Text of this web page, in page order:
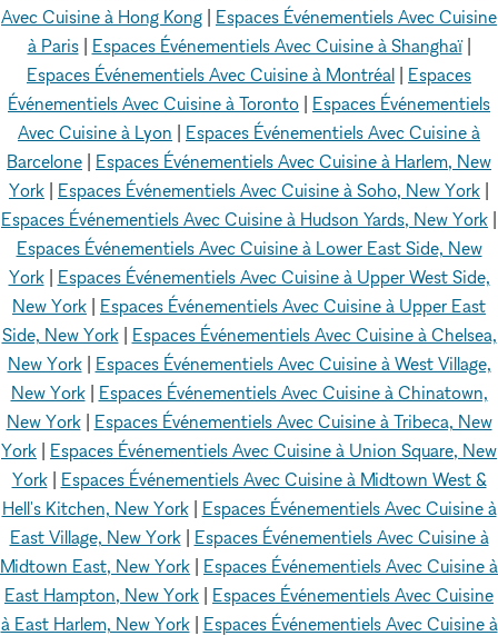
Avec Cuisine à Hong Kong
Espaces Événementiels Avec Cuisine
à Paris| Espaces Événementiels Avec Cuisine à Shanghaï|
Espaces Événementiels Avec Cuisine à Montréal
Espaces
Événementiels Avec Cuisine à Toronto
Espaces Événementiels
Avec Cuisine à Lyon
Espaces Événementiels Avec Cuisine à
Barcelone
Espaces Événementiels Avec Cuisine à Harlem, New
York
Espaces Événementiels Avec Cuisine à Soho, New York
Espaces Événementiels Avec Cuisine à Hudson Yards, New York
Espaces Événementiels Avec Cuisine à Lower East Side, New
York| Espaces Événementiels Avec Cuisine à Upper West Side,
New York
Espaces Événementiels Avec Cuisine à Upper East
Side, New York| Espaces Événementiels Avec Cuisine à Chelsea,
New York| Espaces Événementiels Avec Cuisine à West Village,
New York| Espaces Événementiels Avec Cuisine à Chinatown,
New York| Espaces Événementiels Avec Cuisine à Tribeca, New
York
Espaces Événementiels Avec Cuisine à Union Square, New
York| Espaces Événementiels Avec Cuisine à Midtown West &
Hell's Kitchen, New York| Espaces Événementiels Avec Cuisine à
East Village, New York| Espaces Événementiels Avec Cuisine à
Midtown East, New York
Espaces Événementiels Avec Cuisine à
East Hampton, New York
Espaces Événementiels Avec Cuisine
à East Harlem, New York| Espaces Événementiels Avec Cuisine à